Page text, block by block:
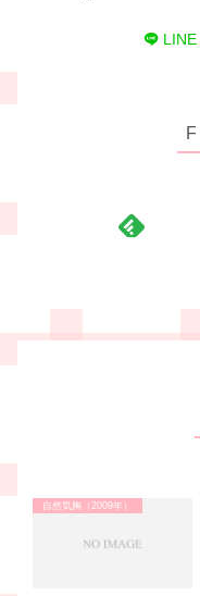
LINE
自然気胸（2009年）